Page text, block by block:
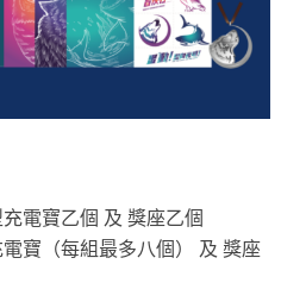
電寶乙個 及 獎座乙個
寶（每組最多八個） 及 獎座